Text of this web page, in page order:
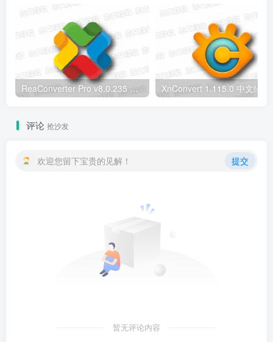
ReaConverter Pro v8.0.235 便携版 – 批量图片转换处理工具
评论 抢沙发
欢迎您留下宝贵的见解！ 提交
暂无评论内容